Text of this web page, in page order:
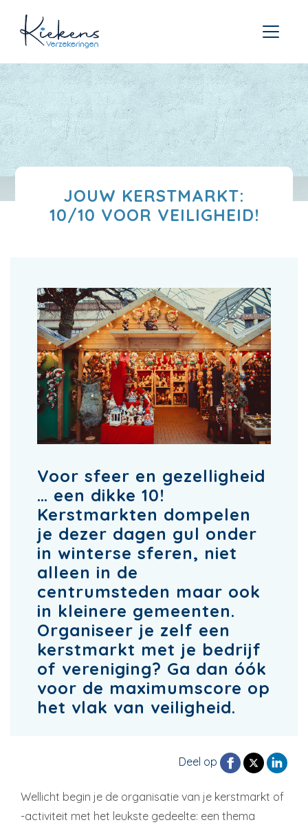
JOUW KERSTMARKT:
10/10 VOOR VEILIGHEID!
Voor sfeer en gezelligheid
… een dikke 10!
Kerstmarkten dompelen
je dezer dagen gul onder
in winterse sferen, niet
alleen in de
centrumsteden maar ook
in kleinere gemeenten.
Organiseer je zelf een
kerstmarkt met je bedrijf
of vereniging? Ga dan óók
voor de maximumscore op
het vlak van veiligheid.
Deel op
Wellicht begin je de organisatie van je kerstmarkt of
-activiteit met het leukste gedeelte: een thema